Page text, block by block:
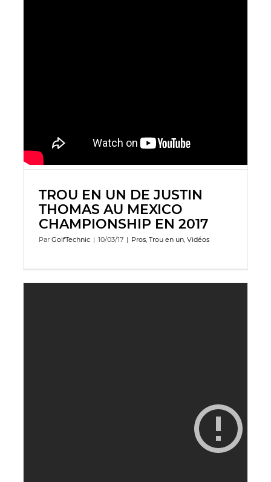
TROU EN UN DE JUSTIN
THOMAS AU MEXICO
CHAMPIONSHIP EN 2017
Par GolfTechnic | 10/03/17 | Pros, Trou en un, Vidéos